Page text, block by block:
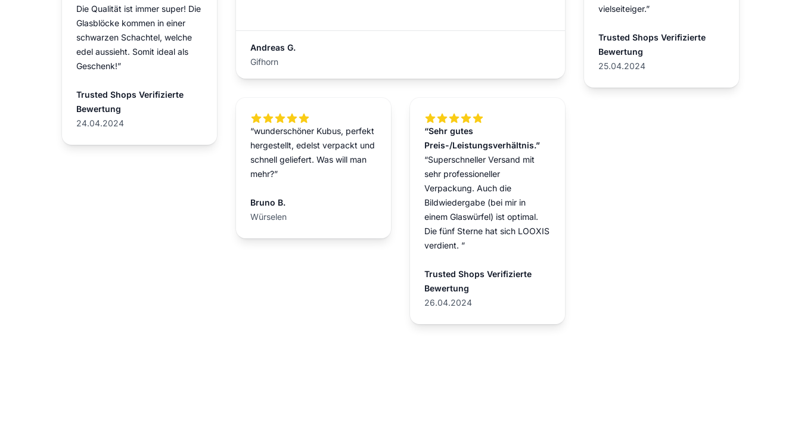
Andreas G.
Gifhorn
Die Qualität ist immer super! Die
Glasblöcke kommen in einer
schwarzen Schachtel, welche
edel aussieht. Somit ideal als
Geschenk!”
Trusted Shops Verifizierte
Bewertung
24.04.2024
5 out of 5 stars
“wunderschöner Kubus, perfekt
hergestellt, edelst verpackt und
schnell geliefert. Was will man
mehr?”
Bruno B.
Würselen
5 out of 5 stars
“Sehr gutes
Preis-/Leistungsverhältnis.”
“Superschneller Versand mit
sehr professioneller
Verpackung. Auch die
Bildwiedergabe (bei mir in
einem Glaswürfel) ist optimal.
Die fünf Sterne hat sich LOOXIS
verdient. ”
Trusted Shops Verifizierte
Bewertung
26.04.2024
vielseiteiger.”
Trusted Shops Verifizierte
Bewertung
25.04.2024